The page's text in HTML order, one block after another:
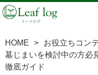
HOME > お役立ちコン
墓じまいを検討中の方必
徹底ガイド